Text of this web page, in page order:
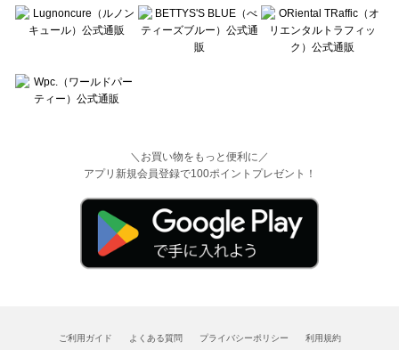
＼お買い物をもっと便利に／
アプリ新規会員登録で100ポイントプレゼント！
ご利用ガイド よくある質問 プライバシーポリシー 利用規約